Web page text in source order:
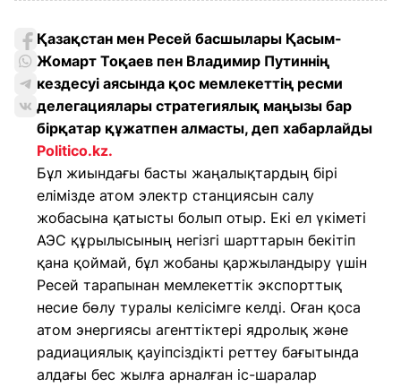
Қазақстан мен Ресей басшылары Қасым-
Жомарт Тоқаев пен Владимир Путиннің
кездесуі аясында қос мемлекеттің ресми
делегациялары стратегиялық маңызы бар
бірқатар құжатпен алмасты, деп хабарлайды
Politico.kz.
Бұл жиындағы басты жаңалықтардың бірі
елімізде атом электр станциясын салу
жобасына қатысты болып отыр. Екі ел үкіметі
АЭС құрылысының негізгі шарттарын бекітіп
қана қоймай, бұл жобаны қаржыландыру үшін
Ресей тарапынан мемлекеттік экспорттық
несие бөлу туралы келісімге келді. Оған қоса
атом энергиясы агенттіктері ядролық және
радиациялық қауіпсіздікті реттеу бағытында
алдағы бес жылға арналған іс-шаралар